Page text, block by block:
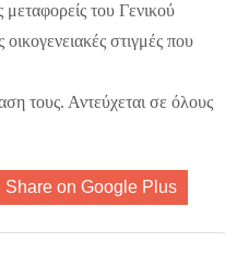
του Γενικού
στιγμές που
τους. Αντεύχεται σε όλους
Share on Google Plus